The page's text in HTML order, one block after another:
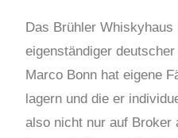
Das Brühler
eigenständiger
Marco Bonn hat eigene
lagern und die er
also nicht nur auf Broker